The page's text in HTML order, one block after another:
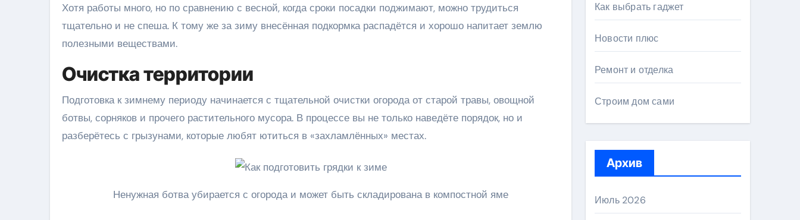
Хотя работы много, но по сравнению с весной, когда сроки посадки поджимают, можно трудиться
тщательно и не спеша. К тому же за зиму внесённая подкормка распадётся и хорошо напитает землю
полезными веществами.
Очистка территории
Подготовка к зимнему периоду начинается с тщательной очистки огорода от старой травы, овощной
ботвы, сорняков и прочего растительного мусора. В процессе вы не только наведёте порядок, но и
разберётесь с грызунами, которые любят ютиться в «захламлённых» местах.
Ненужная ботва убирается с огорода и может быть складирована в компостной яме
Как выбрать гаджет
Новости плюс
Ремонт и отделка
Строим дом сами
Архив
Июль 2026